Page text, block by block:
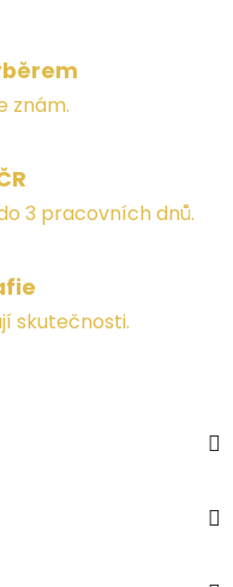
znám.
3 pracovních dnů.
skutečnosti.